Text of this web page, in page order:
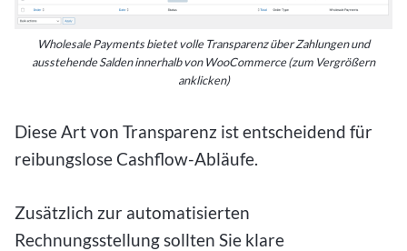
Wholesale Payments bietet volle Transparenz über Zahlungen und
ausstehende Salden innerhalb von WooCommerce (zum Vergrößern
anklicken)
Diese Art von Transparenz ist entscheidend für
reibungslose Cashflow-Abläufe.
Zusätzlich zur automatisierten
Rechnungsstellung sollten Sie klare